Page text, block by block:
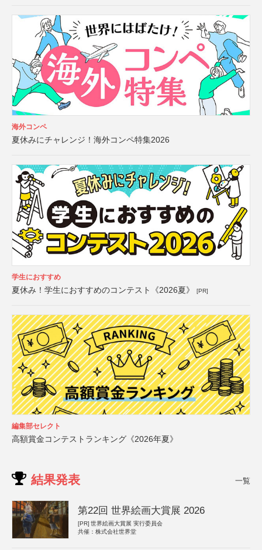
海外コンペ
夏休みにチャレンジ！海外コンペ特集2026
学生におすすめ
夏休み！学生におすすめのコンテスト《2026夏》 [PR]
編集部セレクト
高額賞金コンテストランキング《2026年夏》
結果発表 一覧
第22回 世界絵画大賞展 2026
[PR] 世界絵画大賞展 実行委員会
共催：株式会社世界堂